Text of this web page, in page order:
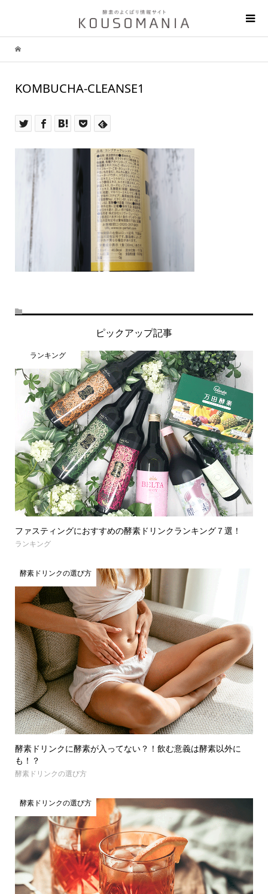
KOMBUCHA-CLEANSE1
ピックアップ記事
ランキング
ファスティングにおすすめの酵素ドリンクランキング７選！
ランキング
酵素ドリンクの選び方
酵素ドリンクに酵素が入ってない？！飲む意義は酵素以外に
も！？
酵素ドリンクの選び方
酵素ドリンクの選び方